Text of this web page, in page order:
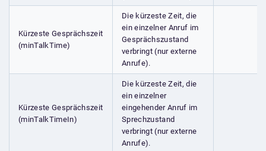
Kürzeste Gesprächszeit
(minTalkTime)
Die kürzeste Zeit, die
ein einzelner Anruf im
Gesprächszustand
verbringt (nur externe
Anrufe).
Kürzeste Gesprächszeit
(minTalkTimeIn)
Die kürzeste Zeit, die
ein einzelner
eingehender Anruf im
Sprechzustand
verbringt (nur externe
Anrufe).